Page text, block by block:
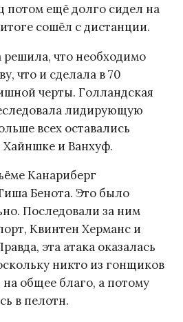
потом ещё долго сидел на
сошёл с дистанции.
решила, что необходимо
что и сделала в 70
черты. Голландская
лидирующую
всех оставались
и Ванхуф.
Канариберг
Бенота. Это было
Последовали за ним
Квинтен Херманс и
эта атака оказалась
никто из гонщиков
на общее благо, а потому
в пелотн.